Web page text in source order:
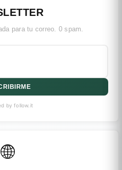
para tu correo. 0 spam.
by follow.it
🌐